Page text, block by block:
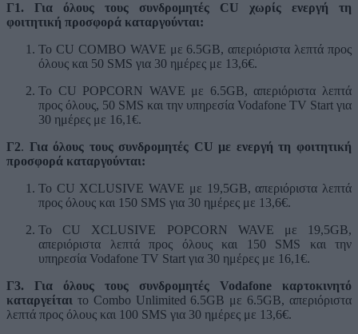
Γ1. Για όλους τους συνδρομητές CU χωρίς ενεργή τη
φοιτητική προσφορά καταργούνται:
Το CU COMBO WAVE με 6.5GB, απεριόριστα λεπτά προς
όλους και 50 SMS για 30 ημέρες με 13,6€.
Το CU POPCORN WAVE με 6.5GB, απεριόριστα λεπτά
προς όλους, 50 SMS και την υπηρεσία Vodafone TV Start για
30 ημέρες με 16,1€.
Γ2. Για όλους τους συνδρομητές CUμε ενεργή τη φοιτητική
προσφορά καταργούνται:
Το CU XCLUSIVE WAVE με 19,5GB, απεριόριστα λεπτά
προς όλους και 150 SMS για 30 ημέρες με 13,6€.
Το CU XCLUSIVE POPCORN WAVE με 19,5GB,
απεριόριστα λεπτά προς όλους και 150 SMS και την
υπηρεσία Vodafone TV Start για 30 ημέρες με 16,1€.
Γ3. Για όλους τους συνδρομητές Vodafone καρτοκινητό
καταργείται το Combo Unlimited 6.5GB με 6.5GB, απεριόριστα
λεπτά προς όλους και 100 SMS για 30 ημέρες με 13,6€.